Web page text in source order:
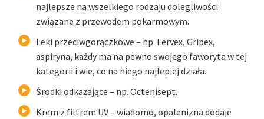
najlepsze na wszelkiego rodzaju dolegliwości
związane z przewodem pokarmowym.
Leki przeciwgorączkowe – np. Fervex, Gripex,
aspiryna, każdy ma na pewno swojego faworyta w tej
kategorii i wie, co na niego najlepiej działa.
Środki odkażające – np. Octenisept.
Krem z filtrem UV – wiadomo, opalenizna dodaje